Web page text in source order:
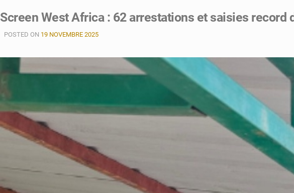
Screen West Africa : 62 arrestations et saisies record
POSTED ON 19 NOVEMBRE 2025